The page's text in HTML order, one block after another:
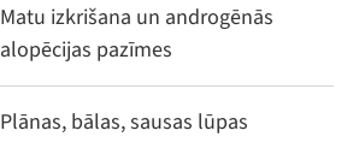
Matu izkrišana un androgēnās
alopēcijas pazīmes
Plānas, bālas, sausas lūpas